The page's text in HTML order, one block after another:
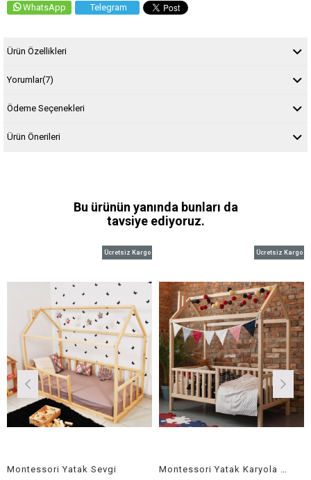
WhatsApp Telegram
Ürün Özellikleri
Yorumlar(7)
Ödeme Seçenekleri
Ürün Önerileri
Bu ürünün yanında bunları da
tavsiye ediyoruz.
Montessori Yatak Sevgi
Ücretsiz Kargo Ücretsiz Kargo